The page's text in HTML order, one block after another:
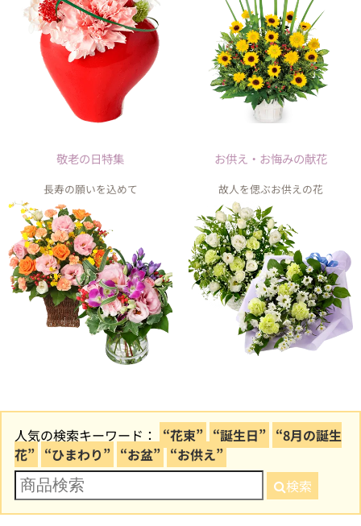
敬老の日特集
長寿の願いを込めて
お供え・お悔みの献花
故人を偲ぶお供えの花
人気の検索キーワード： “花束” “誕生日” “8月の誕生
花” “ひまわり” “お盆” “お供え”